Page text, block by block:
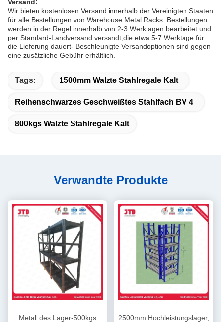
Versand:
Wir bieten kostenlosen Versand innerhalb der Vereinigten Staaten
für alle Bestellungen von Warehouse Metal Racks. Bestellungen
werden in der Regel innerhalb von 2-3 Werktagen bearbeitet und
per Standard-Landversand versandt,die etwa 5-7 Werktage für
die Lieferung dauert- Beschleunigte Versandoptionen sind gegen
eine zusätzliche Gebühr erhältlich.
Tags: 1500mm Walzte Stahlregale Kalt
Reihenschwarzes Geschweißtes Stahlfach BV 4
800kgs Walzte Stahlregale Kalt
Verwandte Produkte
Metall des Lager-500kgs
2500mm Hochleistungslager,